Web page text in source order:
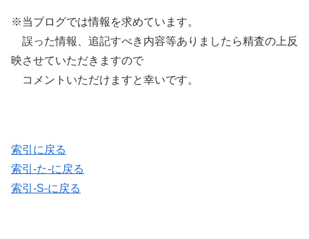
※当ブログでは情報を求めています。
誤った情報、追記すべき内容等ありましたら精査の上反
映させていただきますので
コメントいただけますと幸いです。
索引に戻る
索引-た-に戻る
索引-S-に戻る